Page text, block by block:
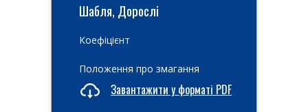
Шабля, Дорослі
Коефіцієнт
Положення про змагання
Завантажити у форматі PDF